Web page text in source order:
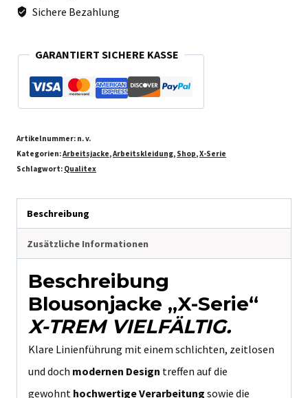
Sichere Bezahlung
GARANTIERT SICHERE KASSE
Artikelnummer: n. v.
Kategorien:Arbeitsjacke,Arbeitskleidung, Shop,X-Serie
Schlagwort: Qualitex
Beschreibung
Zusätzliche Informationen
Beschreibung
Blousonjacke „X-Serie“
X-TREM VIELFÄLTIG.
Klare Linienführung mit einem schlichten, zeitlosen
und doch modernen Design treffen auf die
gewohnt hochwertige Verarbeitung sowie die